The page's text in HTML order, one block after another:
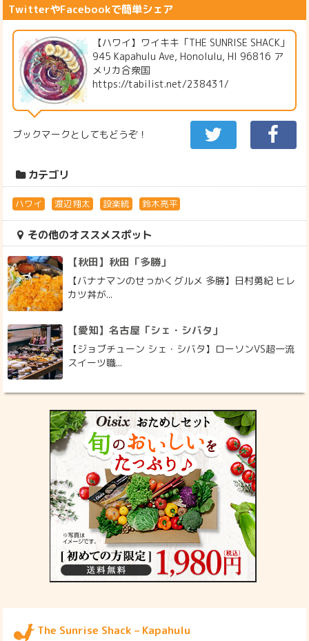
TwitterやFacebookで簡単シェア
【ハワイ】ワイキキ「THE SUNRISE SHACK」
945 Kapahulu Ave, Honolulu, HI 96816 ア
メリカ合衆国
https://tabilist.net/238431/
ブックマークとしてもどうぞ！
カテゴリ
ハワイ 渡辺翔太 設楽統 鈴木亮平
その他のオススメスポット
【秋田】秋田「多勝」
【バナナマンのせっかくグルメ 多勝】日村勇紀 ヒレ
カツ丼が...
【愛知】名古屋「シェ・シバタ」
【ジョブチューン シェ・シバタ】ローソンVS超一流
スイーツ職...
The Sunrise Shack – Kapahulu